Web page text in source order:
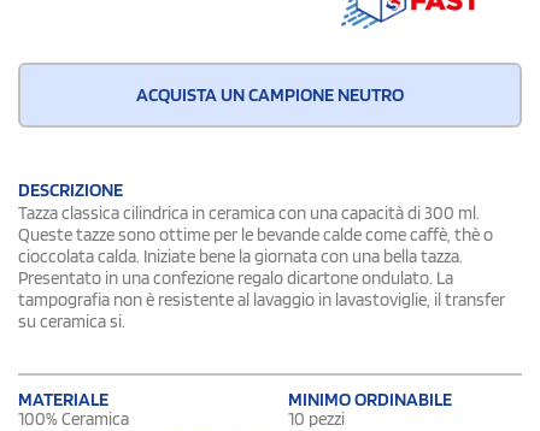
ACQUISTA UN CAMPIONE NEUTRO
DESCRIZIONE
Tazza classica cilindrica in ceramica con una capacità di 300 ml.
Queste tazze sono ottime per le bevande calde come caffè, thè o
cioccolata calda. Iniziate bene la giornata con una bella tazza.
Presentato in una confezione regalo dicartone ondulato. La
tampografia non è resistente al lavaggio in lavastoviglie, il transfer
su ceramica si.
MATERIALE
100% Ceramica
MINIMO ORDINABILE
10 pezzi